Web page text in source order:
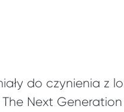
do czynienia z
Next